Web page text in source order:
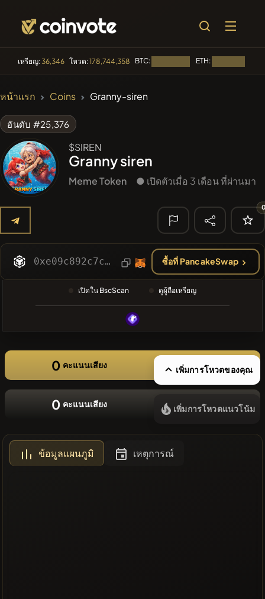
เหรียญ:36,346 โหวต:178,744,358 BTC: ETH:
ที่นิยม
SmartleCo
Algorithmic Trading
#1
🔎 การค้นหา
ล่าสุด
❌ไม่มี
เหรียญล่าสุด
หน้าแรก Coins Granny-siren
อันดับ #25,376
$SIREN
Granny siren
Meme Token ● เปิดตัวเมื่อ 3 เดือน ที่ผ่านมา
0xe09c892c7c8bfabd59f4c2bdfa8a06761abf3f00 ซื้อที่ PancakeSwap
เปิดใน BscScan ดูผู้ถือเหรียญ
0 คะแนนเสียง เพิ่มการโหวตของคุณ
0 คะแนนเสียง เพิ่มการโหวตแนวโน้ม
ข้อมูลแผนภูมิ เหตุการณ์